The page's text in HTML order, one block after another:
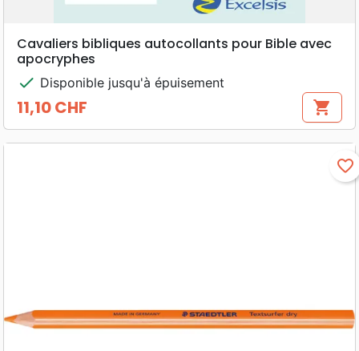
Cavaliers bibliques autocollants pour Bible avec
apocryphes
check Disponible jusqu'à épuisement
Prix
11,10 CHF shopping_cart
favorite_border